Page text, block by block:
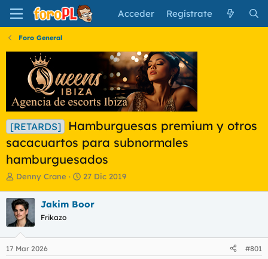
Acceder Regístrate
Foro General
[RETARDS]
Hamburguesas premium y otros
sacacuartos para subnormales
hamburguesados
I
i
c
i
a
d
o
Denny Crane
F
h
e
27 Dic 2019
Jakim Boor
Frikazo
17 Mar 2026 #801